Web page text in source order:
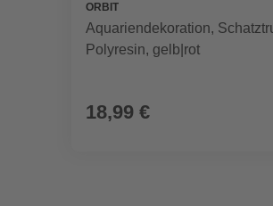
ORBIT
Aquariendekoration,
Polyresin, gelb|rot
18,99 €